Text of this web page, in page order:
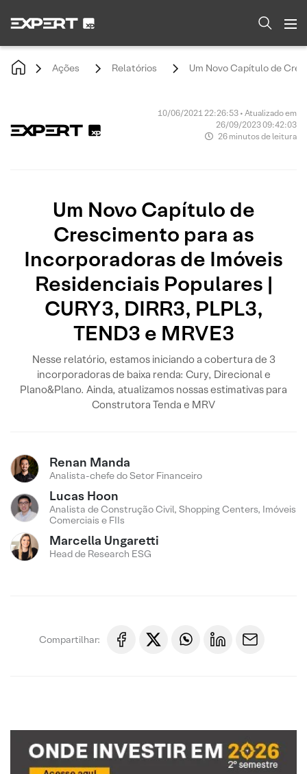
Ações Relatórios Um Novo Capítulo de
10/06/2021 22:26:53 • Atualizado em
26/09/2023 09:42:03
26 minutos de leitura
Um Novo Capítulo de
Crescimento para as
Incorporadoras de Imóveis
Residenciais Populares |
CURY3, DIRR3, PLPL3,
TEND3 e MRVE3
Nesse relatório, estamos iniciando a cobertura de 3
incorporadoras de baixa renda: Cury, Direcional e
Plano&Plano. Ainda, atualizamos nossas estimativas para
Construtora Tenda e MRV
Renan Manda
Analista-chefe do Setor Financeiro
Lucas Hoon
Analista de Construção Civil, Shopping Centers, Imóveis
Comerciais e FIIs
Marcella Ungaretti
Head de Research ESG
Compartilhar: